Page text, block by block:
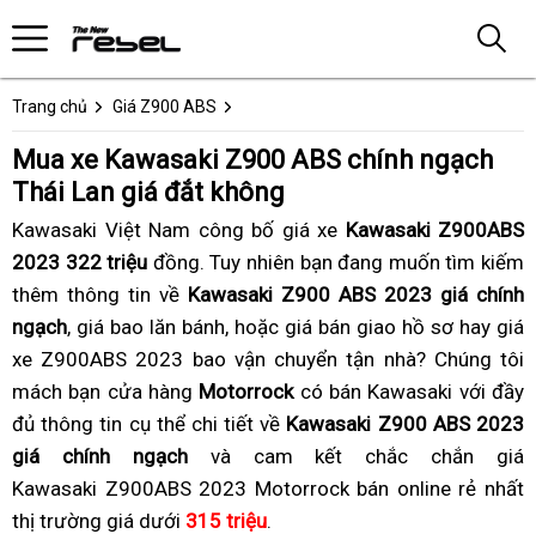
Trang chủ Giá Z900 ABS
Mua xe Kawasaki Z900 ABS chính ngạch
Thái Lan giá đắt không
Kawasaki Việt Nam công bố giá xe Kawasaki Z900ABS
2023 322 triệu đồng. miễn
phí
Tuy nhiên bạn đang muốn tìm kiếm
thêm thông tin về Kawasaki Z900 ABS 2023 giá chính
ngạch, Đức
giá bao lăn bánh, có
hệ
thống
Bluetooth
giá
mua
Kawasaki
Z900
ABS
Thái
Lan
hoặc giá bán giao hồ sơ hay hàng
nhập
giá
xe Z900ABS 2023 bao vận chuyển tận nhà?xe
moto
siêu
bền
giá
mua
Kawasaki
Z900
ABS
Chúng tôi
mách bạn cửa hàng Motorrock có bán Kawasaki với đầy
đủ thông tin cụ thể chi tiết về Kawasaki Z900 ABS 2023
giá chính ngạch và cam kết chắc chắn giá
Kawasaki Z900ABS 2023 Motorrock bán online rẻ nhất
thị trường giá dưới 315 triệuchiết
.